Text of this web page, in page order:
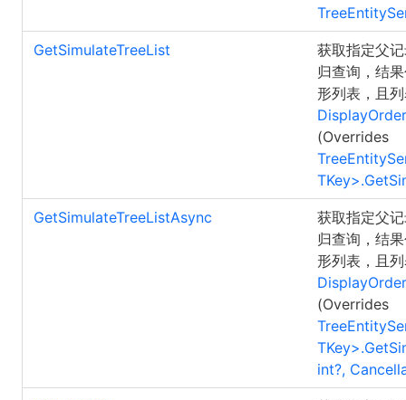
GetSimulateTreeList
获取指定父
归查询，结
形列表，且
DisplayOrder
(Overrides
TKey>.
GetSimulateTreeListAsync
获取指定父
归查询，结
形列表，且
DisplayOrder
(Overrides
TKey>.
int?,